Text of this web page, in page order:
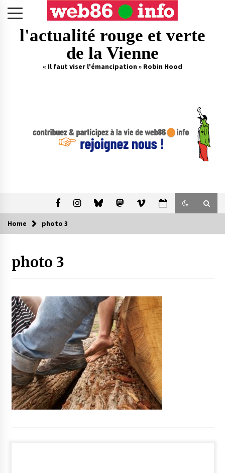
l'actualité rouge et verte
de la Vienne
« Il faut viser l'émancipation » Robin Hood
Home photo 3
photo 3